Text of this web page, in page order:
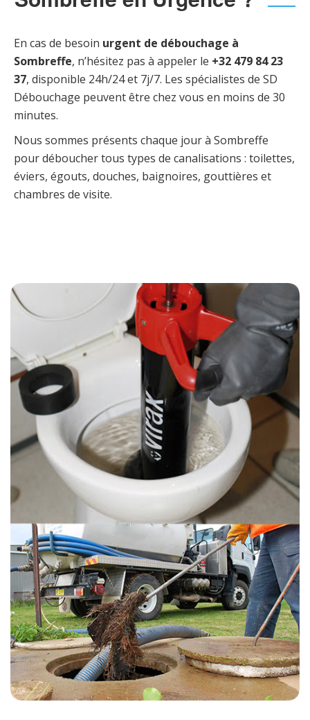
En cas de besoin urgent de débouchage à
Sombreffe, n’hésitez pas à appeler le +32 479 84 23
37, disponible 24h/24 et 7j/7. Les spécialistes de SD
Débouchage peuvent être chez vous en moins de 30
minutes.
Nous sommes présents chaque jour à Sombreffe
pour déboucher tous types de canalisations : toilettes,
éviers, égouts, douches, baignoires, gouttières et
chambres de visite.